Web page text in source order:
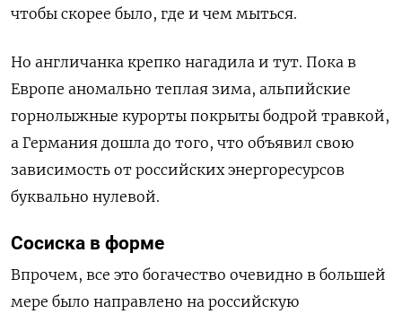
чтобы скорее было, где и чем мыться.
Но англичанка крепко нагадила и тут. Пока в
Европе аномально теплая зима, альпийские
горнолыжные курорты покрыты бодрой травкой,
а Германия дошла до того, что объявил свою
зависимость от российских энергоресурсов
буквально нулевой.
Сосиска в форме
Впрочем, все это богачество очевидно в большей
мере было направлено на российскую